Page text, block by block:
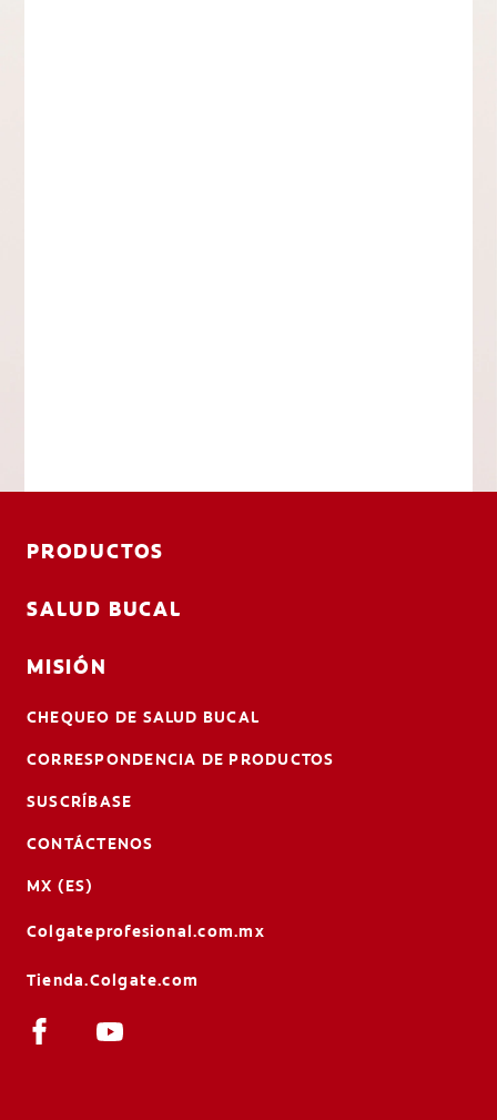
PRODUCTOS
SALUD BUCAL
MISIÓN
CHEQUEO DE SALUD BUCAL
CORRESPONDENCIA DE PRODUCTOS
SUSCRÍBASE
CONTÁCTENOS
MX (ES)
Colgateprofesional.com.mx
Tienda.Colgate.com